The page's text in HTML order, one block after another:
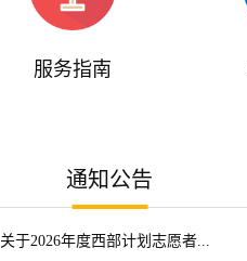
服务指南
通知公告
关于2026年度西部计划志愿者...